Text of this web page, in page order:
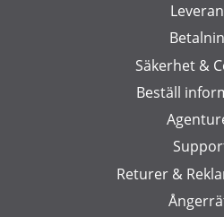
Säkerhet &
Beställ
Returer &